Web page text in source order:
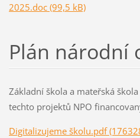
2025.doc (99,5 kB)
Plán národní
Základní škola a mateřská
techto projektů NPO
Digitalizujeme školu.pdf